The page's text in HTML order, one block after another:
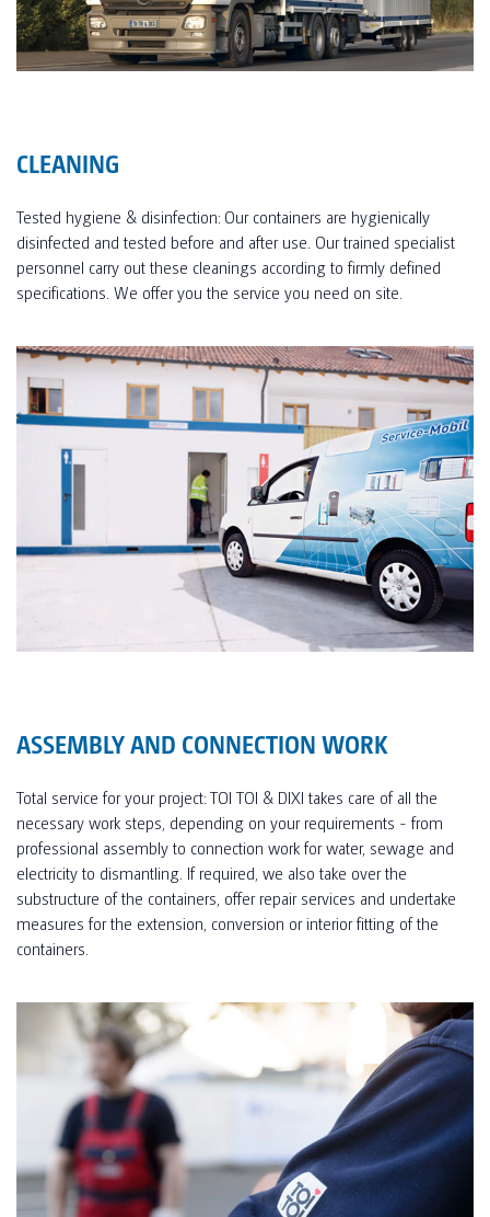
CLEANING
Tested hygiene & disinfection: Our containers are hygienically
disinfected and tested before and after use. Our trained specialist
personnel carry out these cleanings according to firmly defined
specifications. We offer you the service you need on site.
ASSEMBLY AND CONNECTION WORK
Total service for your project: TOI TOI & DIXI takes care of all the
necessary work steps, depending on your requirements - from
professional assembly to connection work for water, sewage and
electricity to dismantling. If required, we also take over the
substructure of the containers, offer repair services and undertake
measures for the extension, conversion or interior fitting of the
containers.